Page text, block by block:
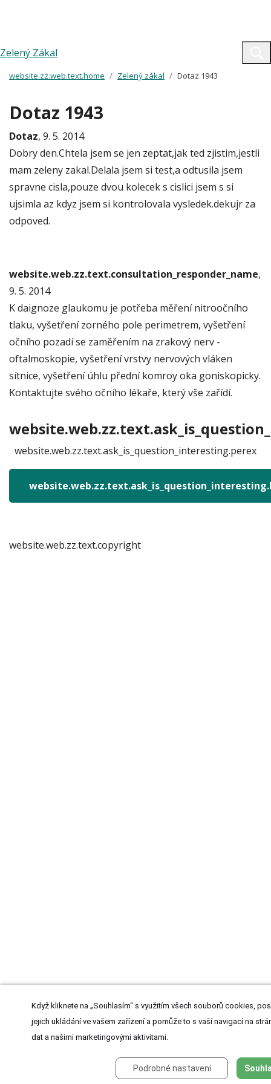
Zelený Zákal
website.zz.web.text.home Zelený zákal Dotaz 1943
Dotaz 1943
Dotaz, 9. 5. 2014
Dobry den.Chtela jsem se jen zeptat,jak ted zjistim,jestli
mam zeleny zakal.Delala jsem si test,a odtusila jsem
spravne cisla,pouze dvou kolecek s cislici jsem s si
ujsimla az kdyz jsem si kontrolovala vysledek.dekujr za
odpoved.
website.web.zz.text.consultation_responder_name,
9. 5. 2014
K daignoze glaukomu je potřeba měření nitroočního
tlaku, vyšetření zorného pole perimetrem, vyšetření
očního pozadí se zaměřením na zrakový nerv -
oftalmoskopie, vyšetření vrstvy nervových vláken
sítnice, vyšetření úhlu přední komroy oka goniskopicky.
Kontaktujte svého očního lékaře, který vše zařídí.
website.web.zz.text.ask_is_question_interesting.perex
website.web.zz.text.copyright
Když kliknete na „Souhlasím“ s využitím všech souborů cookies,
jejich ukládání ve vašem zařízení a pomůže to s vaší navigací na
dat a našimi marketingovými aktivitami.
Podrobné nastavení